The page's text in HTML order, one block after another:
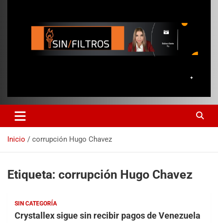
Inicio corrupción Hugo Chavez
Etiqueta: corrupción Hugo Chavez
SIN CATEGORÍA
Crystallex sigue sin recibir pagos de Venezuela